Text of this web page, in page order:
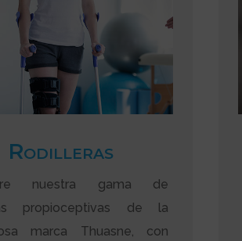
Rodilleras
nuestra gama de
propioceptivas de la
marca Thuasne, con